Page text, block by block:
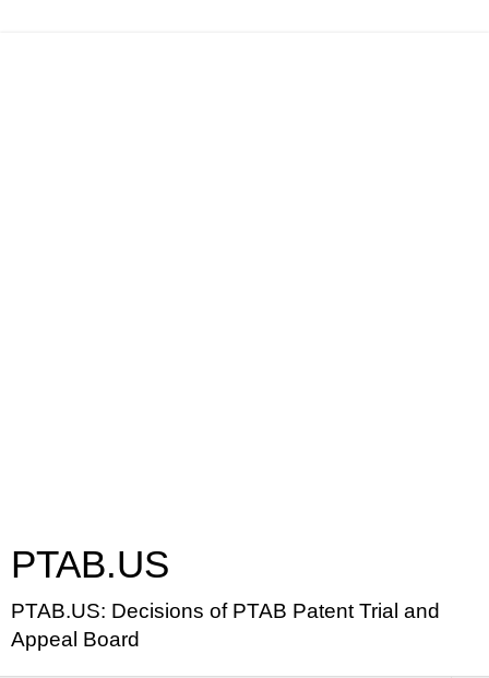
PTAB.US
PTAB.US: Decisions of PTAB Patent Trial and
Appeal Board